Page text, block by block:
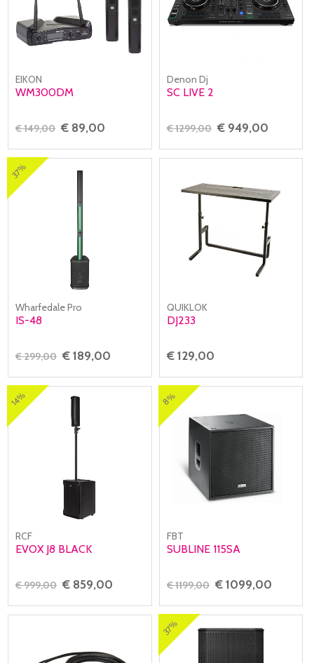
EIKON
WM300DM
€ 149,00 € 89,00
Denon Dj
SC LIVE 2
€ 1299,00 € 949,00
37%
Wharfedale Pro
IS-48
€ 299,00 € 189,00
QUIKLOK
DJ233
€ 129,00
14%
RCF
EVOX J8 BLACK
€ 999,00 € 859,00
8%
FBT
SUBLINE 115SA
€ 1199,00 € 1099,00
37%